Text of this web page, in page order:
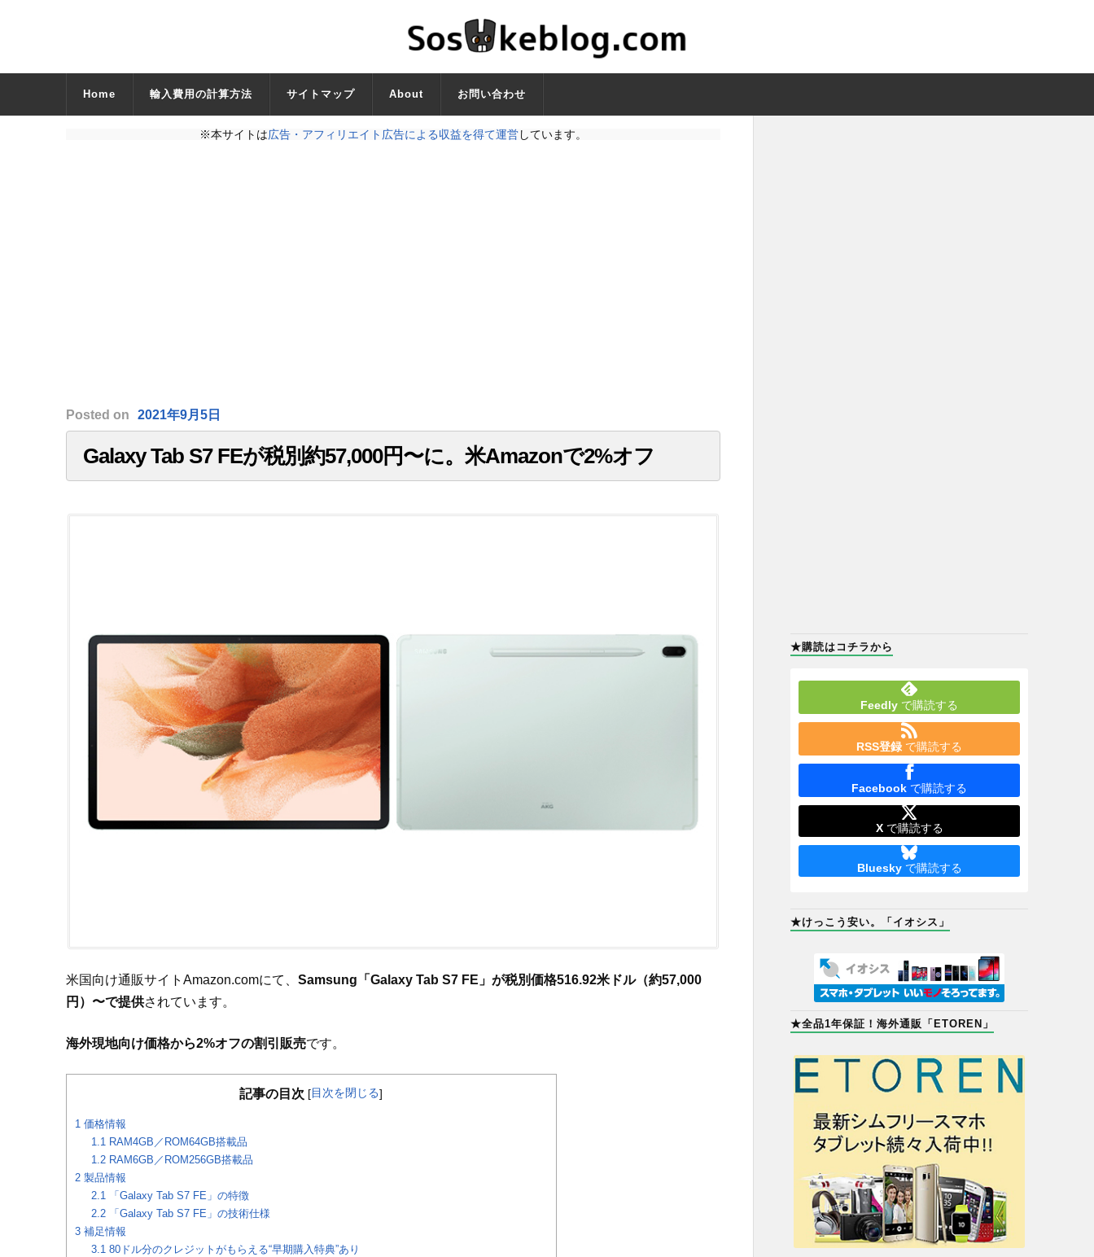
Home 輸入費用の計算方法 サイトマップ About お問い合わせ
※本サイトは広告・アフィリエイト広告による収益を得て運営しています。
Posted on 2021年9月5日
Galaxy Tab S7 FEが税別約57,000円〜に。米Amazonで2%オフ
米国向け通販サイトAmazon.comにて、 Samsung「Galaxy Tab S7 FE」が税別価格516.92米ドル（約57,000
円）〜で提供されています。
海外現地向け価格から2%オフの割引販売です。
記事の目次 [目次を閉じる]
1価格情報
1.1RAM4GB／ROM64GB搭載品
1.2RAM6GB／ROM256GB搭載品
2製品情報
2.1「Galaxy Tab S7 FE」の特徴
2.2「Galaxy Tab S7 FE」の技術仕様
3補足情報
3.180ドル分のクレジットがもらえる“早期購入特典”あり
★購読はコチラから
Feedly で購読する
RSS登録 で購読する
Facebook で購読する
Xで購読する
Blueskyで購読する
★けっこう安い。「イオシス」
★全品1年保証！海外通販「ETOREN」